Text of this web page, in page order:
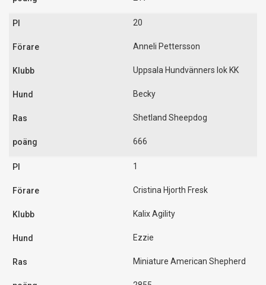
20
Anneli Pettersson
Uppsala Hundvänners lok KK
Becky
Shetland Sheepdog
666
1
Cristina Hjorth Fresk
Kalix Agility
Ezzie
Miniature American Shepherd